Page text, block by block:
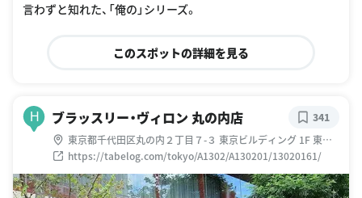
言わずと知れた、「俺の」シリーズ。
このスポットの詳細を見る
H ブラッスリー・ヴィロン 丸の内店
東京都千代田区丸の内２丁目７-３ 東京ビルディング 1F 東京
ビル
https://tabelog.com/tokyo/A1302/A130201/13020161/
341